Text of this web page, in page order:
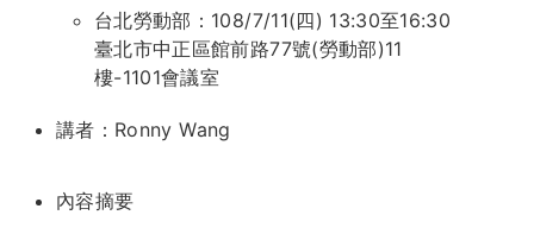
台北勞動部：108/7/11(四) 13:30至16:30​
臺北市中正區館前路77號(勞動部)11
樓-1101會議室
講者：Ronny Wang
內容摘要